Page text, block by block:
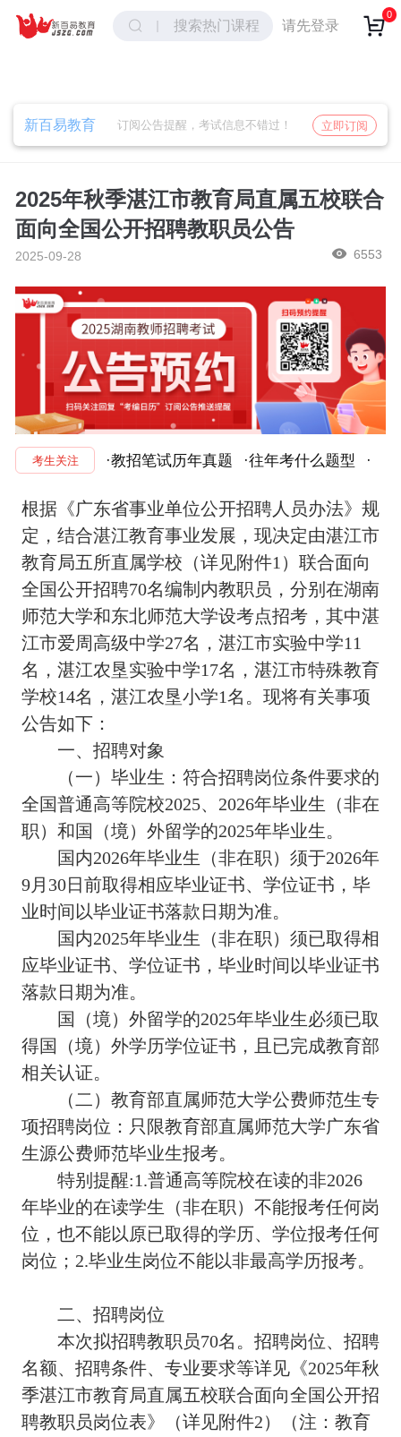
搜索热门课程 请先登录
0
取消
新百易教育 订阅公告提醒，考试信息不错过！ 立即订阅
2025年秋季湛江市教育局直属五校联合
面向全国公开招聘教职员公告
2025-09-28 6553
考生关注 ·教招笔试历年真题 ·往年考什么题型 ·
根据《广东省事业单位公开招聘人员办法》规
定，结合湛江教育事业发展，现决定由湛江市
教育局五所直属学校（详见附件1）联合面向
全国公开招聘70名编制内教职员，分别在湖南
师范大学和东北师范大学设考点招考，其中湛
江市爱周高级中学27名，湛江市实验中学11
名，湛江农垦实验中学17名，湛江市特殊教育
学校14名，湛江农垦小学1名。现将有关事项
公告如下：
一、招聘对象
（一）毕业生：符合招聘岗位条件要求的
全国普通高等院校2025、2026年毕业生（非在
职）和国（境）外留学的2025年毕业生。
国内2026年毕业生（非在职）须于2026年
9月30日前取得相应毕业证书、学位证书，毕
业时间以毕业证书落款日期为准。
国内2025年毕业生（非在职）须已取得相
应毕业证书、学位证书，毕业时间以毕业证书
落款日期为准。
国（境）外留学的2025年毕业生必须已取
得国（境）外学历学位证书，且已完成教育部
相关认证。
（二）教育部直属师范大学公费师范生专
项招聘岗位：只限教育部直属师范大学广东省
生源公费师范毕业生报考。
特别提醒:1.普通高等院校在读的非2026
年毕业的在读学生（非在职）不能报考任何岗
位，也不能以原已取得的学历、学位报考任何
岗位；2.毕业生岗位不能以非最高学历报考。
二、招聘岗位
本次拟招聘教职员70名。招聘岗位、招聘
名额、招聘条件、专业要求等详见《2025年秋
季湛江市教育局直属五校联合面向全国公开招
聘教职员岗位表》（详见附件2）（注：教育